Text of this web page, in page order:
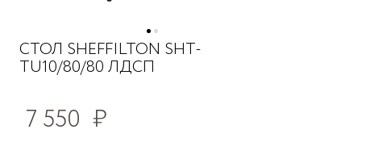
СТОЛ SHEFFILTON SHT-
TU10/80/80 ЛДСП
7 550 ₽